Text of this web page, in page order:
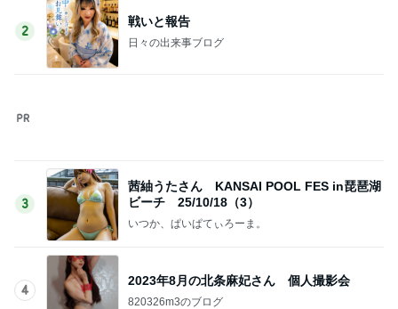
2
戦いと報告
日々の出来事ブログ
3
茜紬うたさん KANSAI POOL FES in琵琶湖
ビーチ 25/10/18（3）
いつか、ぱいぱてぃろーま。
4
2023年8月の北条麻妃さん 個人撮影会
820326m3のブログ